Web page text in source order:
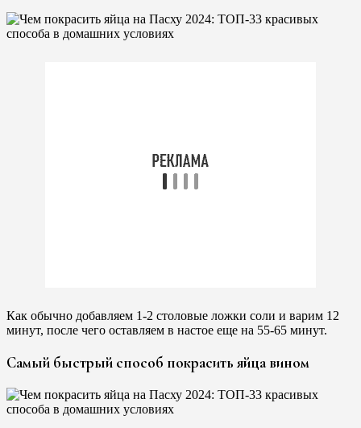
Как обычно добавляем 1-2 столовые ложки соли и варим 12
минут, после чего оставляем в настое еще на 55-65 минут.
Самый быстрый способ покрасить яйца вином